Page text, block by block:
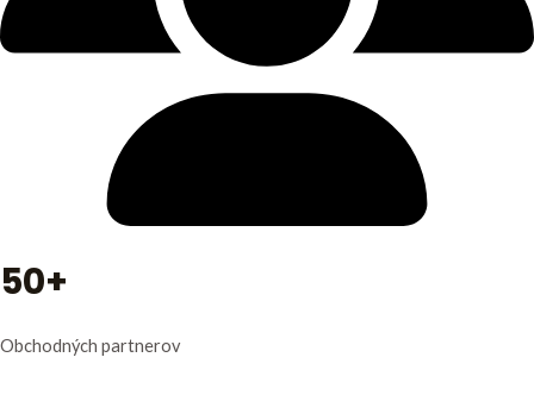
50+
Obchodných partnerov